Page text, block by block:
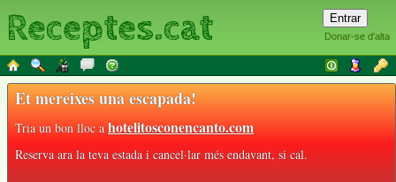
Donar-se d'alta
Receptes.cat
Et mereixes una escapada!
Tria un bon lloc ahotelitosconencanto.com
Reserva ara la teva estada i cancel·lar més endavant, si cal.